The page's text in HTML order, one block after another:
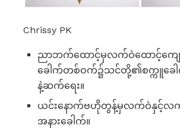
Chrissy PK
ညာဘက်ထောင့်မှလက်ဝဲထောင့်ကျေ
ခေါက်တစ်ဝက်၌သင်တို့၏စက္ကူခေါက်
နဲ့ဆက်ရေး။
ယင်းနောက်ဗဟိုတွန့်မှလက်ဝဲနှင့်လ
အနားခေါက်။